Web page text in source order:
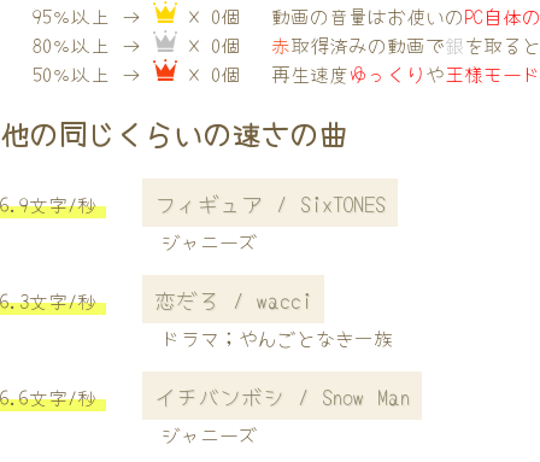
95％以上 →
× 0個
80％以上 →
× 0個
50％以上 →
× 0個
動画の音量はお使いのPC自体
赤取得済みの動画で銀を取る
再生速度ゆっくりや王様モー
他の同じくらいの速さの曲
6.9文字/秒 フィギュア / SixTONES
ジャニーズ
6.3文字/秒 恋だろ / wacci
ドラマ；やんごとなき一族
6.6文字/秒 イチバンボシ / Snow Man
ジャニーズ